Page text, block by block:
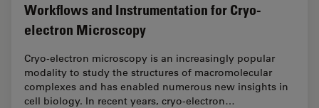
Workflows and Instrumentation for Cryo-
electron Microscopy
Cryo-electron microscopy is an increasingly popular
modality to study the structures of macromolecular
complexes and has enabled numerous new insights in
cell biology. In recent years, cryo-electron…